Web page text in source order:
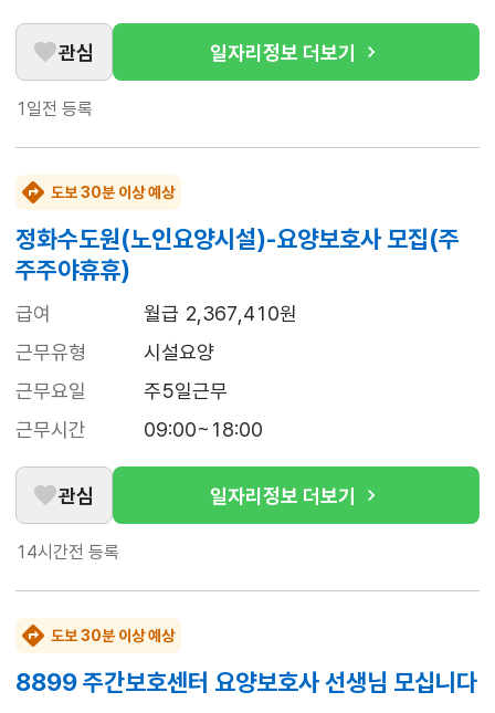
관심 일자리정보 더보기
1일전 등록
도보 30분 이상 예상
정화수도원(노인요양시설)-요양보호사 모집(주
주주야휴휴)
급여
월급 2,367,410원
근무유형
시설요양
근무요일
주5일근무
근무시간
09:00~18:00
관심 일자리정보 더보기
14시간전 등록
도보 30분 이상 예상
8899 주간보호센터 요양보호사 선생님 모십니다